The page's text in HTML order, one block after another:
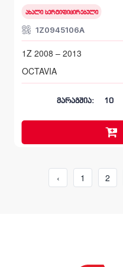
ახალი სერტიფიცირებული
1Z0945106A
1Z 2008 – 2013
OCTAVIA
მარაგშია: 10
‹ 1 2